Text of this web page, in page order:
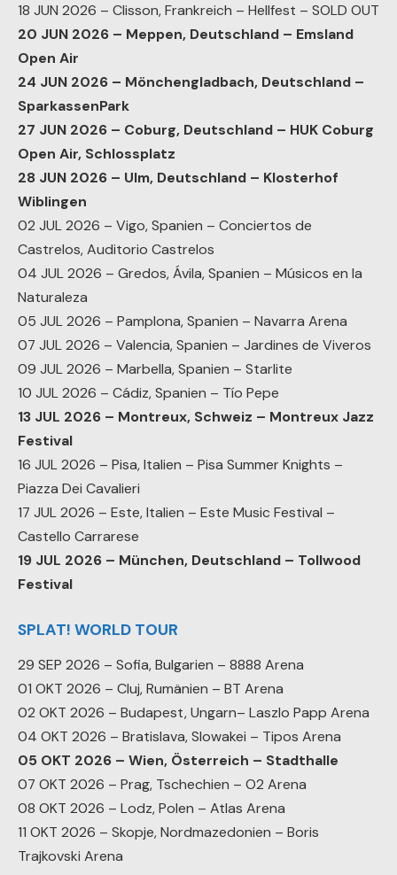
18 JUN 2026 – Clisson, Frankreich – Hellfest – SOLD OUT
20 JUN 2026 – Meppen, Deutschland – Emsland
Open Air
24 JUN 2026 – Mönchengladbach, Deutschland –
SparkassenPark
27 JUN 2026 – Coburg, Deutschland – HUK Coburg
Open Air, Schlossplatz
28 JUN 2026 – Ulm, Deutschland – Klosterhof
Wiblingen
02 JUL 2026 – Vigo, Spanien – Conciertos de
Castrelos, Auditorio Castrelos
04 JUL 2026 – Gredos, Ávila, Spanien – Músicos en la
Naturaleza
05 JUL 2026 – Pamplona, Spanien – Navarra Arena
07 JUL 2026 – Valencia, Spanien – Jardines de Viveros
09 JUL 2026 – Marbella, Spanien – Starlite
10 JUL 2026 – Cádiz, Spanien – Tío Pepe
13 JUL 2026 – Montreux, Schweiz – Montreux Jazz
Festival
16 JUL 2026 – Pisa, Italien – Pisa Summer Knights –
Piazza Dei Cavalieri
17 JUL 2026 – Este, Italien – Este Music Festival –
Castello Carrarese
19 JUL 2026 – München, Deutschland – Tollwood
Festival
SPLAT! WORLD TOUR
29 SEP 2026 – Sofia, Bulgarien – 8888 Arena
01 OKT 2026 – Cluj, Rumänien – BT Arena
02 OKT 2026 – Budapest, Ungarn– Laszlo Papp Arena
04 OKT 2026 – Bratislava, Slowakei – Tipos Arena
05 OKT 2026 – Wien, Österreich – Stadthalle
07 OKT 2026 – Prag, Tschechien – O2 Arena
08 OKT 2026 – Lodz, Polen – Atlas Arena
11 OKT 2026 – Skopje, Nordmazedonien – Boris
Trajkovski Arena